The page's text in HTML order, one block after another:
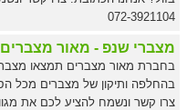
072-3921104
מצברי שנפ - מאור
בחברת מאור מצברים תמצאו
צרו קשר ונשמח להציע לכם את מגוון